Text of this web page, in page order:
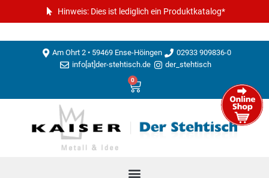
Hinweis: Dies ist lediglich ein Produktkatalog*
Am Ohrt 2 • 59469 Ense-Höingen
02933 909836-0
info[at]der-stehtisch.de
der_stehtisch
0